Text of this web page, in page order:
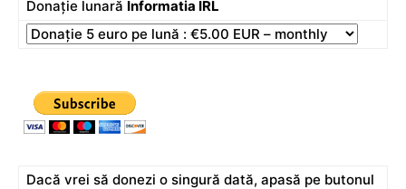
Donație lunară Informatia IRL
Dacă vrei să donezi o singură dată, apasă pe butonul